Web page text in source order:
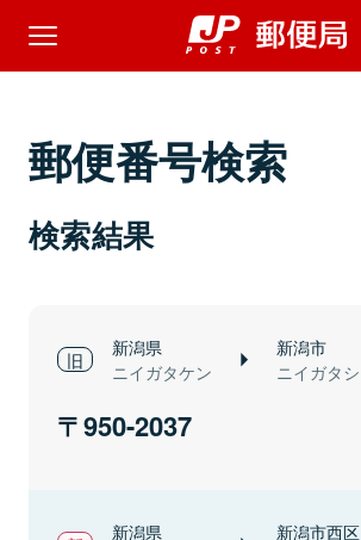
郵便番号検索
検索結果
新潟県
ニイガタケン
新潟市
ニイガタシ
950-2037
新潟県 新潟市西区